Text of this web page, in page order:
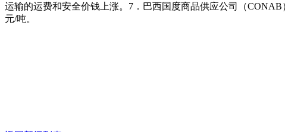
运输的运费和安全价钱上涨。7．巴西国度商品供应公司（
元/吨。